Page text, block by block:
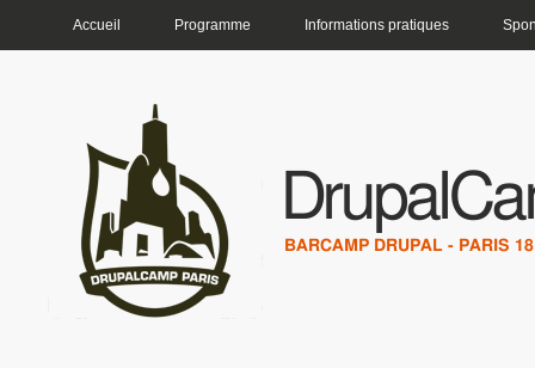
Accueil Programme Informations pratiques
BARCAMP DRUPAL - PARIS